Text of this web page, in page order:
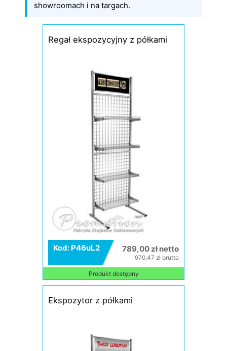
showroomach i na targach.
Regał ekspozycyjny z półkami
Kod: P46uL2 789,00 zł netto
970,47 zł brutto
Produkt dostępny
Ekspozytor z półkami